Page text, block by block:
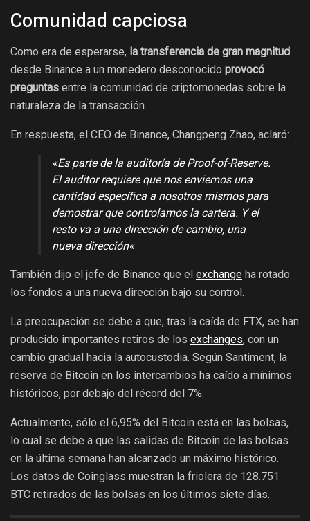
Comunidad capciosa
Como era de esperarse, la transferencia de gran magnitud
desde Binance a un monedero desconocido provocó
preguntas entre la comunidad de criptomonedas sobre la
naturaleza de la transacción.
En respuesta, el CEO de Binance, Changpeng Zhao, aclaró:
«Es parte de la auditoría de Proof-of-Reserve.
El auditor requiere que nos enviemos una
cantidad específica a nosotros mismos para
demostrar que controlamos la cartera. Y el
resto va a una dirección de cambio, una
nueva dirección«
También dijo el jefe de Binance que el exchange ha rotado
los fondos a una nueva dirección bajo su control.
La preocupación se debe a que, tras la caída de FTX, se han
producido importantes retiros de los exchanges, con un
cambio gradual hacia la autocustodia. Según Santiment, la
reserva de Bitcoin en los intercambios ha caído a mínimos
históricos, por debajo del récord del 7%.
Actualmente, sólo el 6,95% del Bitcoin está en las bolsas,
lo cual se debe a que las salidas de Bitcoin de las bolsas
en la última semana han alcanzado un máximo histórico.
Los datos de Coinglass muestran la friolera de 128.751
BTC retirados de las bolsas en los últimos siete días.